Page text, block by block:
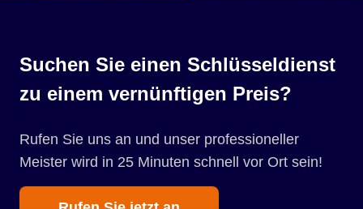
Suchen Sie einen Schlüsseldienst
zu einem vernünftigen Preis?
Rufen Sie uns an und unser professioneller
Meister wird in 25 Minuten schnell vor Ort sein!